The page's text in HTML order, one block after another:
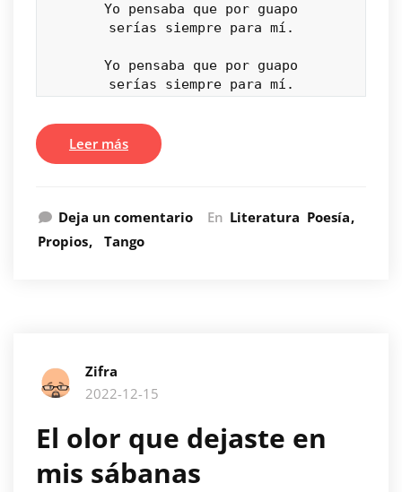
Yo pensaba que por guapo
serías siempre para mí.
Yo pensaba que por guapo
serías siempre para mí.
Leer más
Deja un comentario En Literatura Poesía
Propios
Tango
Zifra
2022-12-15
El olor que dejaste en
mis sábanas